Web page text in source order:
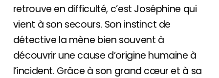
retrouve en difficulté, c’est Joséphine qui
vient à son secours. Son instinct de
détective la mène bien souvent à
découvrir une cause d’origine humaine à
l’incident. Grâce à son grand cœur et à sa